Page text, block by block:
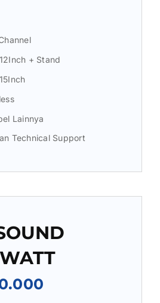
+ Stand
Lainnya
Technical Support